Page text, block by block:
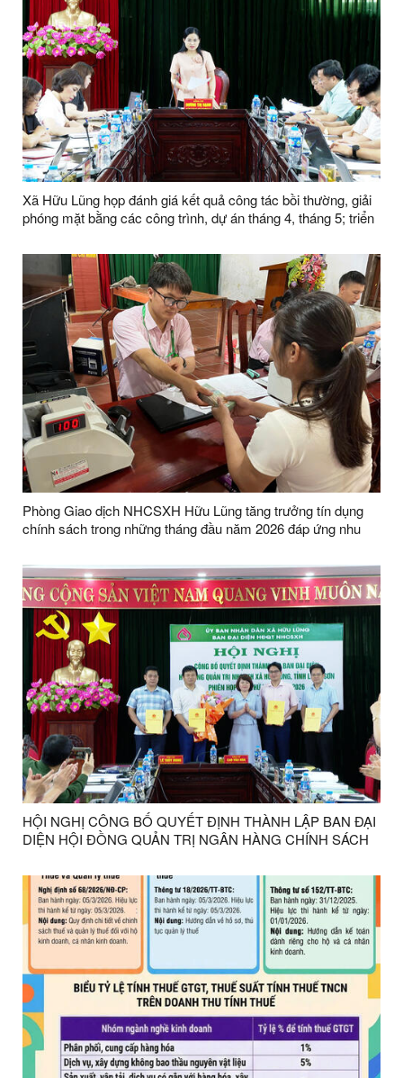
Xã Hữu Lũng họp đánh giá kết quả công tác bồi thường, giải
phóng mặt bằng các công trình, dự án tháng 4, tháng 5; triển
Phòng Giao dịch NHCSXH Hữu Lũng tăng trưởng tín dụng
chính sách trong những tháng đầu năm 2026 đáp ứng nhu
HỘI NGHỊ CÔNG BỐ QUYẾT ĐỊNH THÀNH LẬP BAN ĐẠI
DIỆN HỘI ĐỒNG QUẢN TRỊ NGÂN HÀNG CHÍNH SÁCH